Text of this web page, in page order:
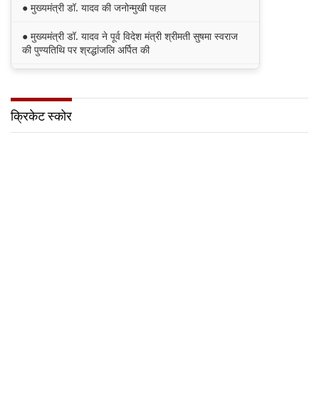
● मुख्यमंत्री डॉ. यादव की जनोन्मुखी पहल
● मुख्यमंत्री डॉ. यादव ने पूर्व विदेश मंत्री श्रीमती सुषमा स्वराज
की पुण्यतिथि पर श्रद्धांजलि अर्पित की
● मध्यप्रदेश में सृजन संवाद अभियान का शुभारंभ
क्रिकेट स्कोर